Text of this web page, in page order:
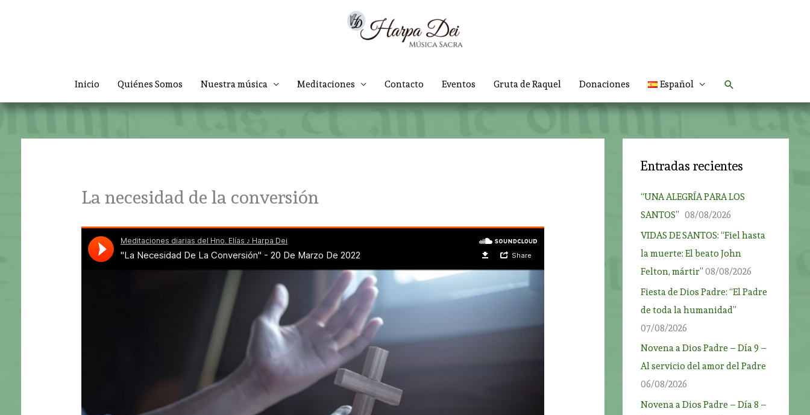
Inicio Quiénes Somos Nuestra música Meditaciones Contacto Eventos Gruta de Raquel Donaciones Español Buscar
La necesidad de la conversión
Entradas recientes
“UNA ALEGRÍA PARA LOS
SANTOS” 08/08/2026
VIDAS DE SANTOS: “Fiel hasta
la muerte: El beato John
Felton, mártir” 08/08/2026
Fiesta de Dios Padre: “El Padre
de toda la humanidad”
07/08/2026
Novena a Dios Padre – Día 9 –
Al servicio del amor del Padre
06/08/2026
Novena a Dios Padre – Día 8 –